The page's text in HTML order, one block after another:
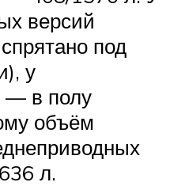
версий
под
у
— в полу
объём
л.